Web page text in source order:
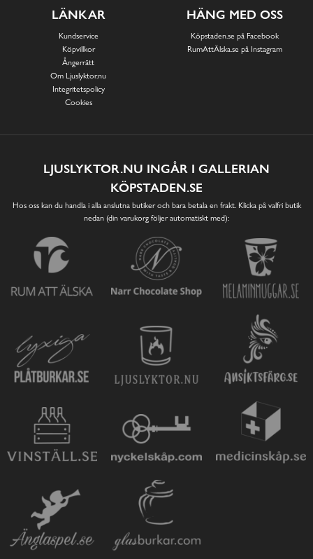
LÄNKAR
Kundservice
Köpvillkor
Ångerrätt
Om Ljuslyktor.nu
Integritetspolicy
Cookies
HÄNG MED OSS
Köpstaden.se på Facebook
RumAttÄlska.se på Instagram
LJUSLYKTOR.NU INGÅR I GALLERIAN
KÖPSTADEN.SE
Hos oss kan du handla i alla anslutna butiker och bara betala en frakt. Klicka på valfri butik
nedan (din varukorg följer automatiskt med):